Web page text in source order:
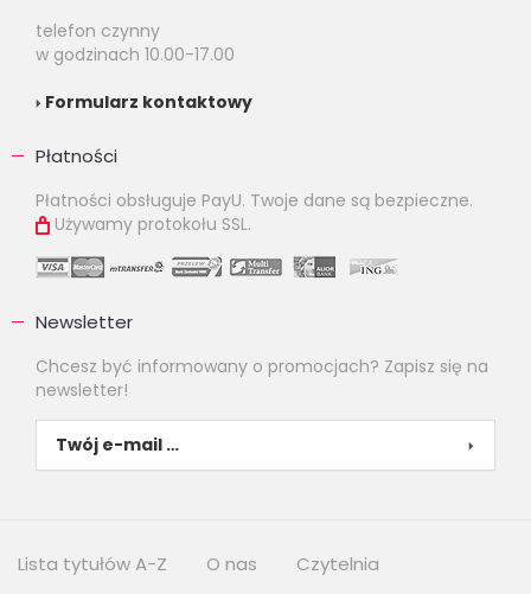
telefon czynny
w godzinach 10.00-17.00
Formularz kontaktowy
Płatności
Płatności obsługuje PayU. Twoje dane są bezpieczne.
Używamy protokołu SSL.
Newsletter
Chcesz być informowany o promocjach? Zapisz się na
newsletter!
Lista tytułów A-Z O nas Czytelnia